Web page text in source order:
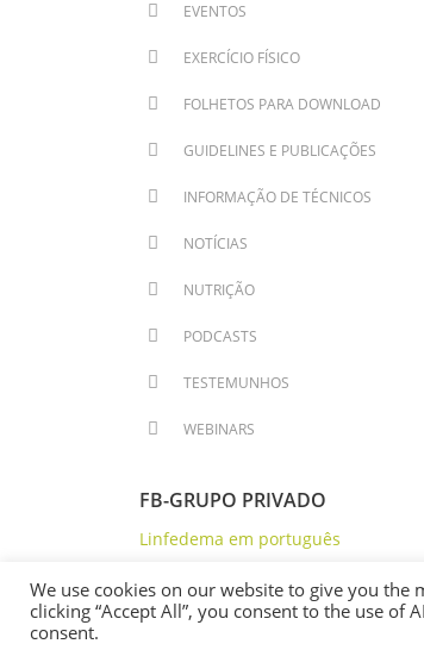
EVENTOS
EXERCÍCIO FÍSICO
FOLHETOS PARA DOWNLOAD
GUIDELINES E PUBLICAÇÕES
INFORMAÇÃO DE TÉCNICOS
NOTÍCIAS
NUTRIÇÃO
PODCASTS
TESTEMUNHOS
WEBINARS
FB-GRUPO PRIVADO
Linfedema em português
We use cookies on our website to give you
clicking “Accept All”, you consent to the use
consent.